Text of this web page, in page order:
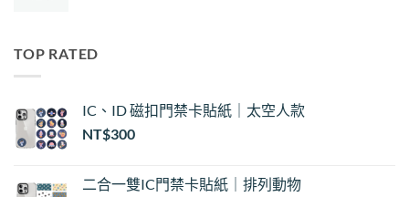
NT$35
TOP RATED
IC、ID 磁扣門禁卡貼紙｜太空人款
NT$300
二合一雙IC門禁卡貼紙｜排列動物